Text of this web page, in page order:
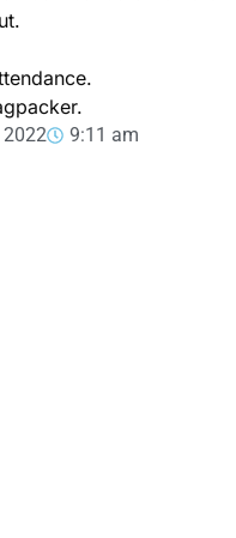
2022 9:11 am